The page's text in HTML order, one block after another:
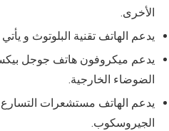
الأخرى.
يدعم الهاتف تقنية البلوتوث و يأتي
الضوضاء الخارجية.
يدعم الهاتف مستشعرات
الجيروسكوب.